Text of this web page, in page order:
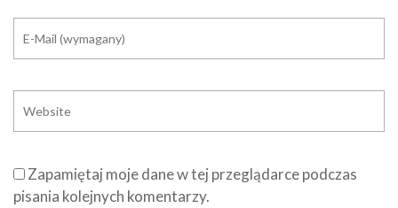
Zapamiętaj moje dane w tej przeglądarce podczas
pisania kolejnych komentarzy.